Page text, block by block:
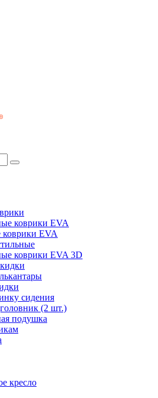
коврики EVA
EVA
коврики EVA 3D
сидения
(2 шт.)
подушка
кресло